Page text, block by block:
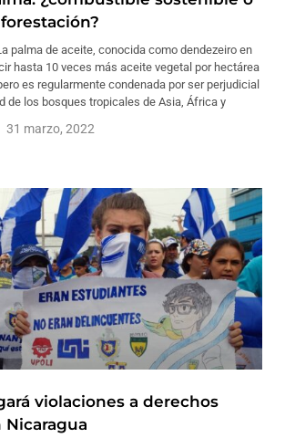
palma de aceite, conocida como dendezeiro en
hasta 10 veces más aceite vegetal por hectárea
es regularmente condenada por ser perjudicial
de los bosques tropicales de Asia, África y
31 marzo, 2022
violaciones a derechos